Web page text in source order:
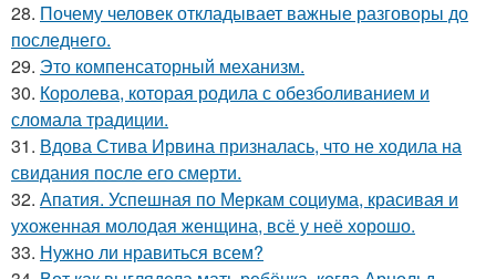
28. Почему человек откладывает важные разговоры до
последнего.
29. Это компенсаторный механизм.
30. Королева, которая родила с обезболиванием и
сломала традиции.
31. Вдова Стива Ирвина призналась, что не ходила на
свидания после его смерти.
32. Апатия. Успешная по Меркам социума, красивая и
ухоженная молодая женщина, всё у неё хорошо.
33. Нужно ли нравиться всем?